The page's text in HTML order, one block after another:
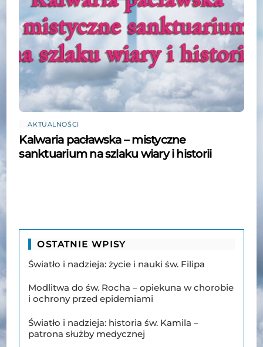
AKTUALNOŚCI
Kalwaria pacławska – mistyczne
sanktuarium na szlaku wiary i historii
OSTATNIE WPISY
Światło i nadzieja: życie i nauki św. Filipa
Modlitwa do św. Rocha – opiekuna w chorobie
i ochrony przed epidemiami
Światło i nadzieja: historia św. Kamila –
patrona służby medycznej